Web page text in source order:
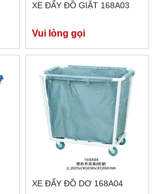
XE ĐẨY ĐỒ GIẶT 168A03
Vui lòng gọi
XE ĐẨY ĐỒ DƠ 168A04